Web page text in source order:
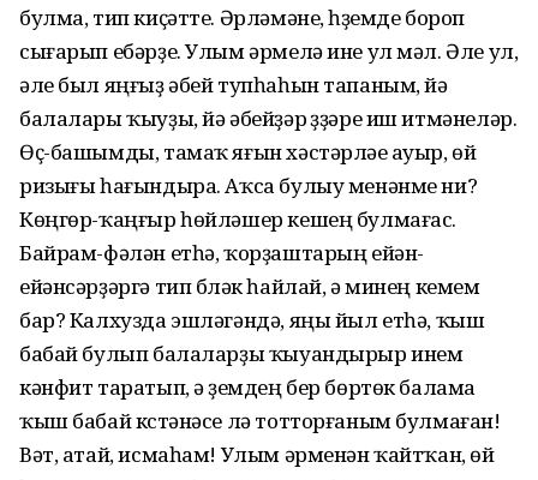
булма, тип киҫәтте. Әрләмәне, һүҙемде бороп
сығарып ебәрҙе. Улым әрмелә ине ул мәл. Әле ул,
әле был яңғыҙ әбей тупһаһын тапаным, йә
балалары ҡыуҙы, йә әбейҙәр үҙҙәре иш итмәнеләр.
Өҫ-башымды, тамаҡ яғын хәстәрләүе ауыр, өй
ризығы һағындыра. Аҡса булыу менәнме ни?
Көңгөр-ҡаңғыр һөйләшер кешең булмағас.
Байрам-фәлән етһә, ҡорҙаштарың ейән-
ейәнсәрҙәргә тип бүләк һайлай, ә минең кемем
бар? Калхузда эшләгәндә, яңы йыл етһә, ҡыш
бабай булып балаларҙы ҡыуандырыр инем
кәнфит таратып, ә үҙемдең бер бөртөк балама
ҡыш бабай күстәнәсе лә тотторғаным булмаған!
Вәт, атай, исмаһам! Улым әрменән ҡайтҡан, өй